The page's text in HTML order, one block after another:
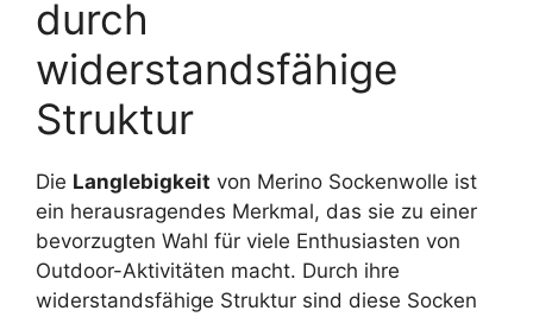
durch
widerstandsfähige
Struktur
Die Langlebigkeit von Merino Sockenwolle ist
ein herausragendes Merkmal, das sie zu einer
bevorzugten Wahl für viele Enthusiasten von
Outdoor-Aktivitäten macht. Durch ihre
widerstandsfähige Struktur sind diese Socken